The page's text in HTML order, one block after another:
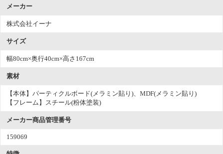
メーカー
株式会社イーナ
サイズ
幅80cm×奥行40cm×高さ167cm
素材
【本体】パーティクルボード(メラミン貼り)、MDF(メラミン貼り)
【フレーム】スチール(粉体塗装)
メーカー商品管理番号
159069